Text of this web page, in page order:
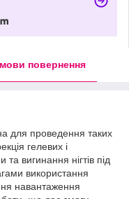
повернення
для проведення таких
гелевих і
вигинання нігтів під
використання
навантаження